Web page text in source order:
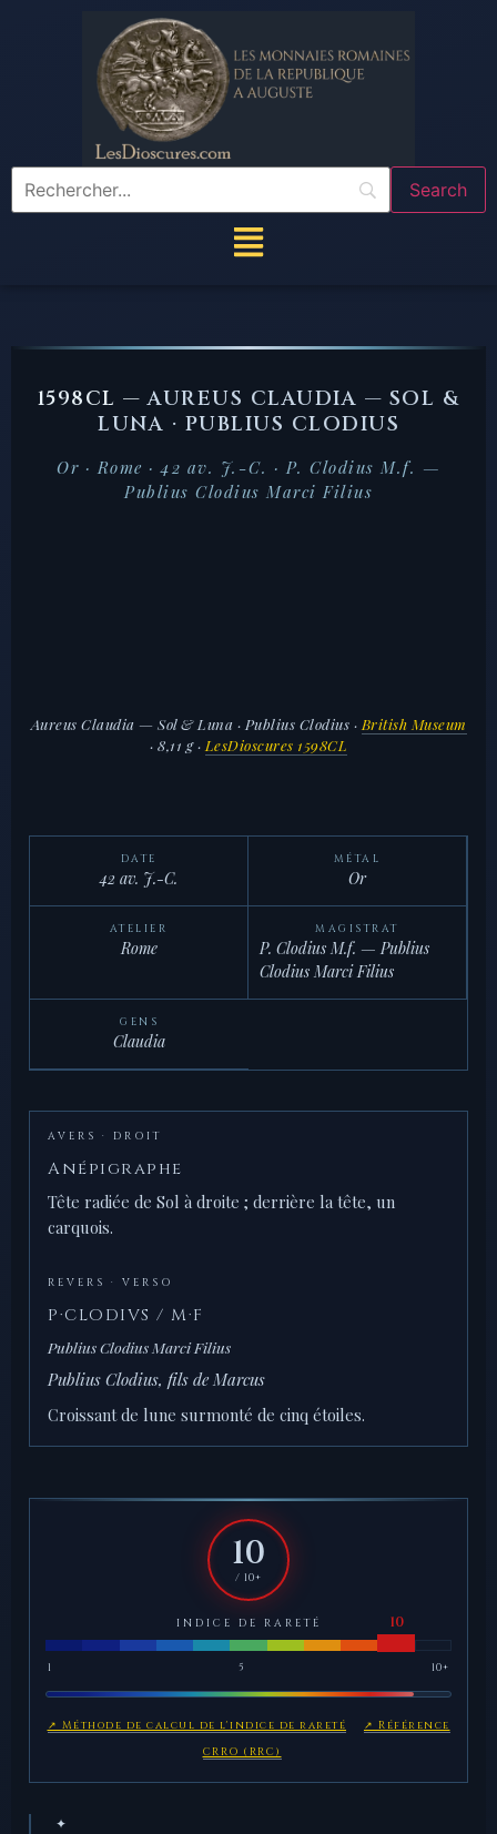
1598CL —AUREUS CLAUDIA — SOL &
LUNA · PUBLIUS CLODIUS
Or · Rome · 42 av. J.-C. · P. Clodius M.f. —
Publius Clodius Marci Filius
Aureus Claudia — Sol & Luna · Publius Clodius · British Museum
· 8,11 g · LesDioscures 1598CL
DATE
42 av. J.-C.
MÉTAL
Or
ATELIER
Rome
MAGISTRAT
P. Clodius M.f. — Publius
Clodius Marci Filius
GENS
Claudia
AVERS · DROIT
Anépigraphe
Tête radiée de Sol à droite ; derrière la tête, un
carquois.
REVERS · VERSO
P·CLODIVS / M·F
Publius Clodius Marci Filius
Publius Clodius, fils de Marcus
Croissant de lune surmonté de cinq étoiles.
10
/ 10+
INDICE DE RARETÉ
1 5 10+
↗ Méthode de calcul de l'indice de rareté
↗ Référence
CRRO (RRC)
✦